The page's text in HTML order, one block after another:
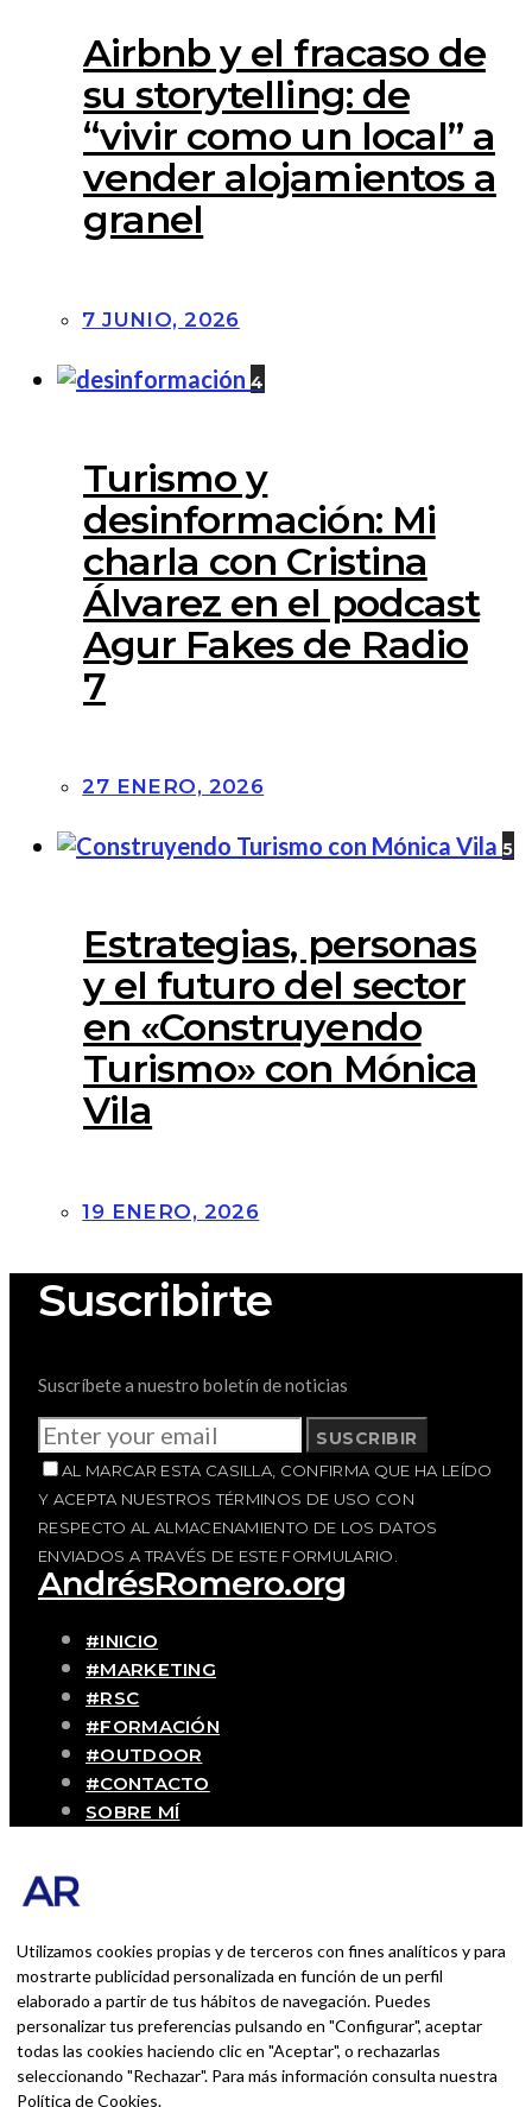
Airbnb y el fracaso de
su storytelling: de
“vivir como un local” a
vender alojamientos a
granel
7 JUNIO, 2026
4
Turismo y
desinformación: Mi
charla con Cristina
Álvarez en el podcast
Agur Fakes de Radio
7
27 ENERO, 2026
5
Estrategias, personas
y el futuro del sector
en «Construyendo
Turismo» con Mónica
Vila
19 ENERO, 2026
Suscribirte
Suscríbete a nuestro boletín de noticias
SUSCRIBIR
AL MARCAR ESTA CASILLA, CONFIRMA QUE HA LEÍDO
Y ACEPTA NUESTROS TÉRMINOS DE USO CON
RESPECTO AL ALMACENAMIENTO DE LOS DATOS
ENVIADOS A TRAVÉS DE ESTE FORMULARIO.
AndrésRomero.org
#INICIO
#MARKETING
#RSC
#FORMACIÓN
#OUTDOOR
#CONTACTO
SOBRE MÍ
Romero. Experiencias personales y
con lo que hace cada día
BUSCAR POR:
BUSCAR
Ingresa las palabras de la búsqueda y presiona
Utilizamos cookies propias y de terceros con fines analíticos y para
mostrarte publicidad personalizada en función de un perfil
elaborado a partir de tus hábitos de navegación. Puedes
personalizar tus preferencias pulsando en "Configurar", aceptar
todas las cookies haciendo clic en "Aceptar", o rechazarlas
seleccionando "Rechazar". Para más información consulta nuestra
Política de Cookies.